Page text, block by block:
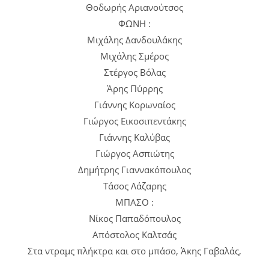
Θοδωρής Αριανούτσος
ΦΩΝΗ :
Μιχάλης Δανδουλάκης
Μιχάλης Σμέρος
Στέργος Βόλας
Άρης Πύρρης
Γιάννης Κορωναίος
Γιώργος Εικοσιπεντάκης
Γιάννης Καλύβας
Γιώργος Ασπιώτης
Δημήτρης Γιαννακόπουλος
Τάσος Λάζαρης
ΜΠΑΣΟ :
Νίκος Παπαδόπουλος
Απόστολος Καλτσάς
Στα ντραμς πλήκτρα και στο μπάσο, Άκης Γαβαλάς,